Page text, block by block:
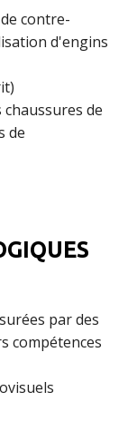
contre-
d'engins
de
de
par des
compétences